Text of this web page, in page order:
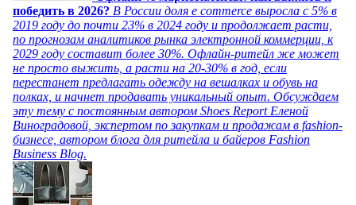
победить в 2026? В России доля e commerce выросла с 5% в
2019 году до почти 23% в 2024 году и продолжает расти,
по прогнозам аналитиков рынка электронной коммерции, к
2029 году составит более 30%. Офлайн-ритейл же может
не просто выжить, а расти на 20-30% в год, если
перестанет предлагать одежду на вешалках и обувь на
полках, и начнет продавать уникальный опыт. Обсуждаем
эту тему с постоянным автором Shoes Report Еленой
Виноградовой, экспертом по закупкам и продажам в fashion-
бизнесе, автором блога для ритейла и байеров Fashion
Business Blog.